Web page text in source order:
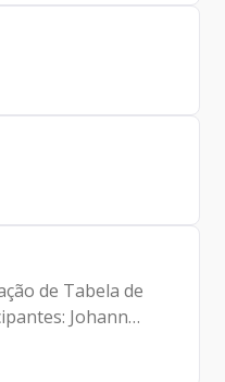
de Tabela de
Johann
Elias Fares Hadi